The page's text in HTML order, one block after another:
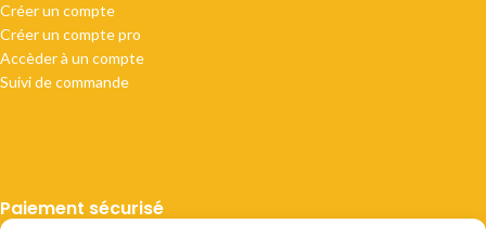
Créer un compte
Créer un compte pro
Accèder à un compte
Suivi de commande
Paiement sécurisé